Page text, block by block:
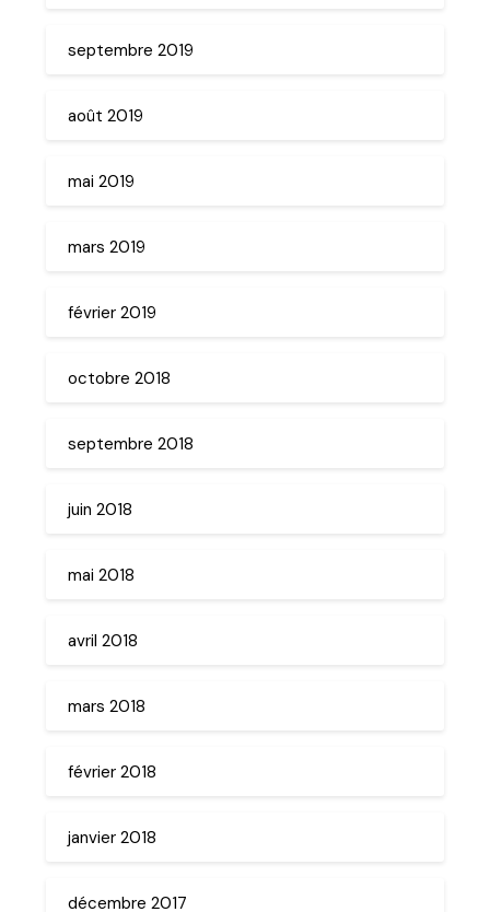
septembre 2019
août 2019
mai 2019
mars 2019
février 2019
octobre 2018
septembre 2018
juin 2018
mai 2018
avril 2018
mars 2018
février 2018
janvier 2018
décembre 2017